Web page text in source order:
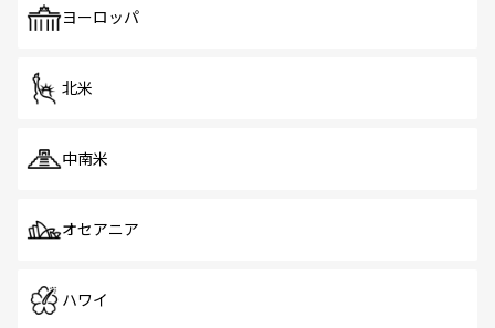
ヨーロッパ
北米
中南米
オセアニア
ハワイ